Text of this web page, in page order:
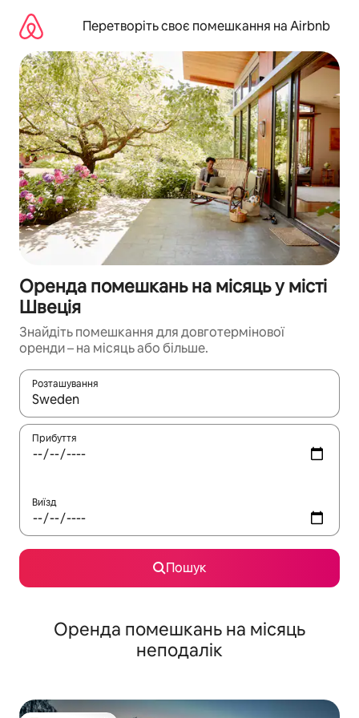
вмісту
Перетворіть своє помешкання на Airbnb
Оренда помешкань на місяць у місті
Швеція
Знайдіть помешкання для довготермінової
оренди – на місяць або більше.
Розташування
Отримавши результати пошуку, використовуйте для
Прибуття
Виїзд
Пошук
Оренда помешкань на місяць
неподалік